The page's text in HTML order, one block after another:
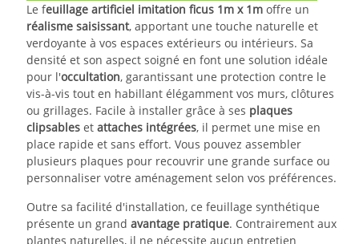
Le feuillage artificiel imitation ficus 1m x 1m offre un
réalisme saisissant, apportant une touche naturelle et
verdoyante à vos espaces extérieurs ou intérieurs. Sa
densité et son aspect soigné en font une solution idéale
pour l'occultation, garantissant une protection contre le
vis-à-vis tout en habillant élégamment vos murs, clôtures
ou grillages. Facile à installer grâce à ses plaques
clipsables et attaches intégrées, il permet une mise en
place rapide et sans effort. Vous pouvez assembler
plusieurs plaques pour recouvrir une grande surface ou
personnaliser votre aménagement selon vos préférences.
Outre sa facilité d'installation, ce feuillage synthétique
présente un grand avantage pratique. Contrairement aux
plantes naturelles, il ne nécessite aucun entretien